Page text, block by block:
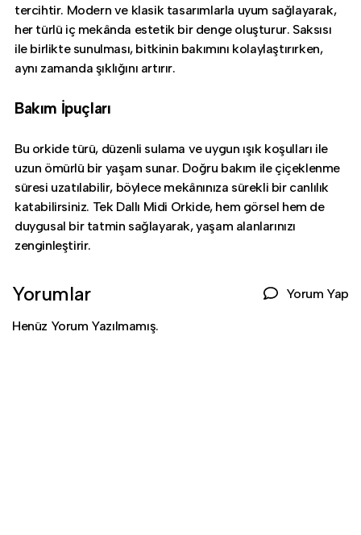
tercihtir. Modern ve klasik tasarımlarla uyum sağlayarak,
her türlü iç mekânda estetik bir denge oluşturur. Saksısı
ile birlikte sunulması, bitkinin bakımını kolaylaştırırken,
aynı zamanda şıklığını artırır.
Bakım İpuçları
Bu orkide türü, düzenli sulama ve uygun ışık koşulları ile
uzun ömürlü bir yaşam sunar. Doğru bakım ile çiçeklenme
süresi uzatılabilir, böylece mekânınıza sürekli bir canlılık
katabilirsiniz. Tek Dallı Midi Orkide, hem görsel hem de
duygusal bir tatmin sağlayarak, yaşam alanlarınızı
zenginleştirir.
Yorumlar Yorum Yap
Henüz Yorum Yazılmamış.